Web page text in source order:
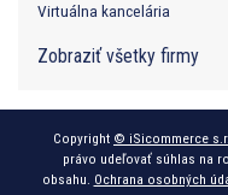
Virtuálna kancelária
Zobraziť všetky firmy
Copyright © iSicommerce
právo udeľovať súhlas na
obsahu. Ochrana osobných